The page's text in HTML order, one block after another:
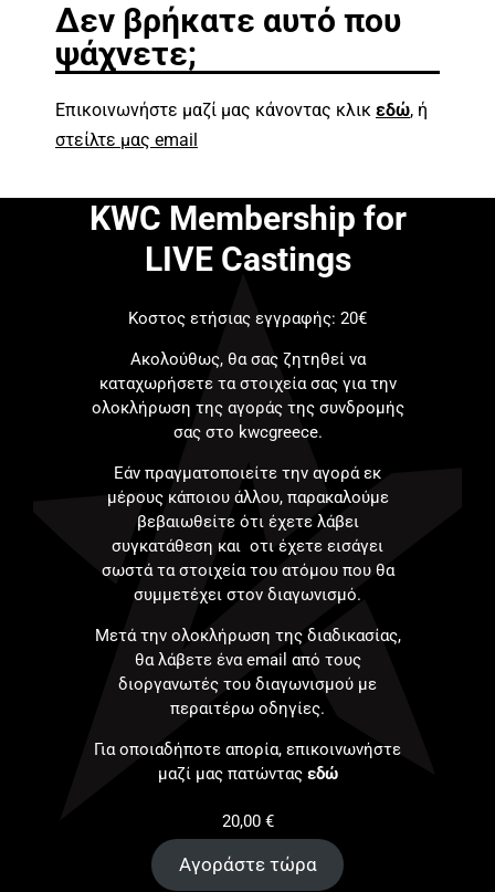
Δεν βρήκατε αυτό που
ψάχνετε;
Επικοινωνήστε μαζί μας κάνοντας κλικ εδώ, ή
στείλτε μας email
KWC Membership for
LIVE Castings
Κοστος ετήσιας εγγραφής: 20€
Ακολούθως, θα σας ζητηθεί να
καταχωρήσετε τα στοιχεία σας για την
ολοκλήρωση της αγοράς της συνδρομής
σας στο kwcgreece.
Εάν πραγματοποιείτε την αγορά εκ
μέρους κάποιου άλλου, παρακαλούμε
βεβαιωθείτε ότι έχετε λάβει
συγκατάθεση και οτι έχετε εισάγει
σωστά τα στοιχεία του ατόμου που θα
συμμετέχει στον διαγωνισμό.
Μετά την ολοκλήρωση της διαδικασίας,
θα λάβετε ένα email από τους
διοργανωτές του διαγωνισμού με
περαιτέρω οδηγίες.
Για οποιαδήποτε απορία, επικοινωνήστε
μαζί μας πατώντας εδώ
20,00 €
Αγοράστε τώρα